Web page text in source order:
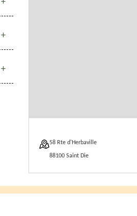
58 Rte d'Herbaville
88100 Saint Die